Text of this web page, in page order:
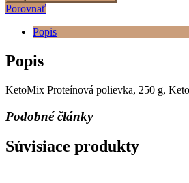
Porovnať
Popis
Popis
KetoMix Proteínová polievka, 250 g,
Podobné články
Súvisiace produkty